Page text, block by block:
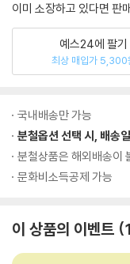
이미 소장하고 있다면 판
예스24에 팔기
최상 매입가 5,300
국내배송만 가능
분철옵션 선택 시, 배송
분철상품은 해외배송이
문화비소득공제 가능
이 상품의 이벤트 1